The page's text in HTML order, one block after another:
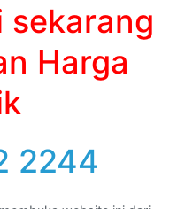
sekarang
Harga
2244